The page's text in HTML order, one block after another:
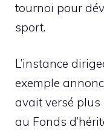
tournoi pour
sport.
L’instance
exemple
avait versé
au Fonds